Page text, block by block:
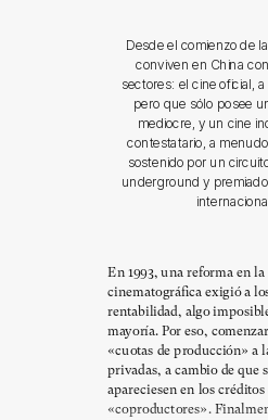
Desde el comienzo de
conviven en China
sectores: el cine oficial,
pero que sólo posee
mediocre, y un cine
contestatario, a
sostenido por un
underground y
En 1993, una reforma en
cinematográfica exigió a
rentabilidad, algo
mayoría. Por eso,
«cuotas de producción» a
privadas, a cambio de que
apareciesen en los
«coproductores».